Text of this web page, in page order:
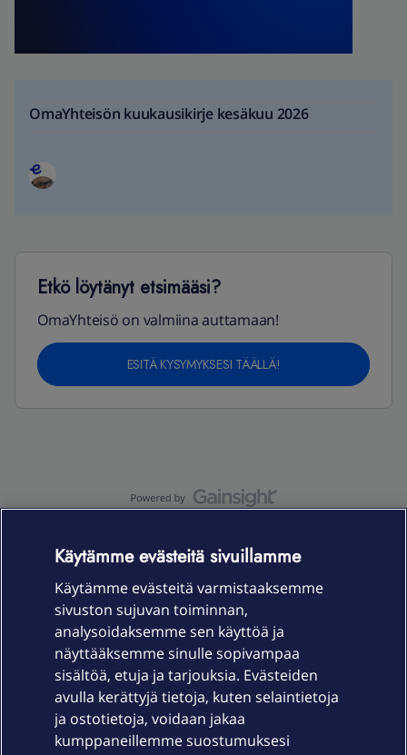
OmaYhteisön kuukausikirje kesäkuu 2026
Etkö löytänyt etsimääsi?
OmaYhteisö on valmiina auttamaan!
ESITÄ KYSYMYKSESI TÄÄLLÄ!
Laitteet & liittymät
Palvelut
Käytämme evästeitä sivuillamme
Käytämme evästeitä varmistaaksemme
sivuston sujuvan toiminnan,
analysoidaksemme sen käyttöä ja
näyttääksemme sinulle sopivampaa
sisältöä, etuja ja tarjouksia. Evästeiden
avulla kerättyjä tietoja, kuten selaintietoja
ja ostotietoja, voidaan jakaa
kumppaneillemme suostumuksesi